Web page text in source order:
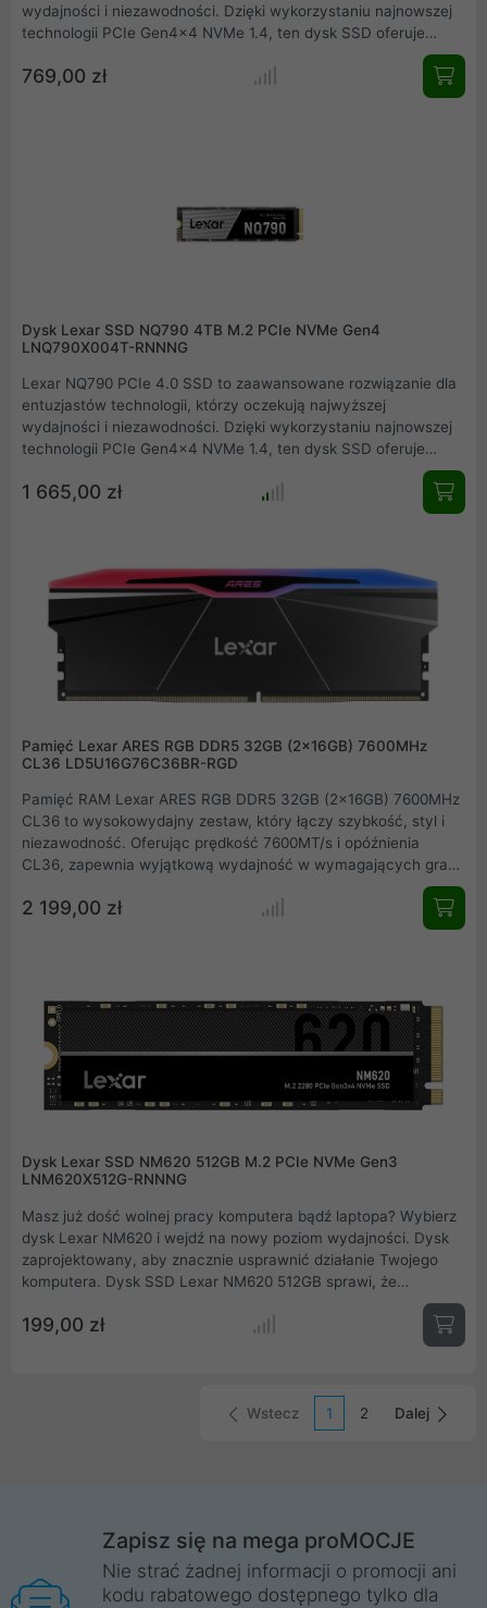
wydajności i niezawodności. Dzięki wykorzystaniu najnowszej
technologii PCIe Gen4x4 NVMe 1.4, ten dysk SSD oferuje
prędkości odczytu do 7000 MB/s i zapisu do 6000 MB/s, co
czyni go idealnym wyborem dla graczy, twórców treści i
profesjonalistów. Lexar NQ790 PCIe 4.0 SSD to doskonały
wymagających użytkowników
769,00 zł
Dysk Lexar SSD NQ790 4TB M.2 PCIe NVMe Gen4
LNQ790X004T-RNNNG
Lexar NQ790 PCIe 4.0 SSD to zaawansowane rozwiązanie dla
entuzjastów technologii, którzy oczekują najwyższej
wydajności i niezawodności. Dzięki wykorzystaniu najnowszej
technologii PCIe Gen4x4 NVMe 1.4, ten dysk SSD oferuje
prędkości odczytu do 7000 MB/s i zapisu do 6000 MB/s, co
czyni go idealnym wyborem dla graczy, twórców treści i
profesjonalistów. Lexar NQ790 PCIe 4.0 SSD to doskonały
zaawansowanej technologii, wyjątkowej prędkości i łatwości
instalacji, ten dysk SSD spełni oczekiwania nawet najbardziej
wymagających użytkowników
1 665,00 zł
Pamięć Lexar ARES RGB DDR5 32GB (2x16GB) 7600MHz
CL36 LD5U16G76C36BR-RGD
Pamięć RAM Lexar ARES RGB DDR5 32GB (2x16GB) 7600MHz
CL36 to wysokowydajny zestaw, który łączy szybkość, styl i
niezawodność. Oferując prędkość 7600MT/s i opóźnienia
CL36, zapewnia wyjątkową wydajność w wymagających grach
i aplikacjach. Z podświetleniem RGB i dożywotnią gwarancją,
jest idealnym wyborem dla entuzjastów komputerowych.
Kompatybilna z Intel XMP 3.0 i AMD EXPO, działa w szerokim
2 199,00 zł
Dysk Lexar SSD NM620 512GB M.2 PCIe NVMe Gen3
LNM620X512G-RNNNG
Masz już dość wolnej pracy komputera bądź laptopa? Wybierz
dysk Lexar NM620 i wejdź na nowy poziom wydajności. Dysk
zaprojektowany, aby znacznie usprawnić działanie Twojego
komputera. Dysk SSD Lexar NM620 512GB sprawi, że
uruchamianie systemu i aplikacji będzie błyskawiczne. Interfejs
M.2 PCIe Gen3x4 NVMe 1.4 oraz wbudowana kość pamięci 3D
NAND gwarantują bardzo szybkie prędkości odczytu i zapisu
Idealny wybór jeżeli szukasz mniejszego, ultra szybkiego dysku
SSD na system operacyjny oraz oprogramowanie z którego
199,00 zł
Wstecz 1 2 Dalej
Zapisz się na mega proMOCJE
Nie strać żadnej informacji o promocji ani
kodu rabatowego dostępnego tylko dla